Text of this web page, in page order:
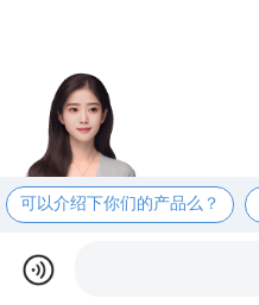
可以介绍下你们的产品么？